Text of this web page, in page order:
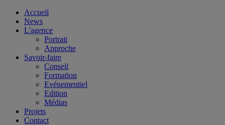
Accueil
News
L'agence
Portrait
Approche
Savoir-faire
Conseil
Formation
Evénementiel
Edition
Médias
Projets
Contact